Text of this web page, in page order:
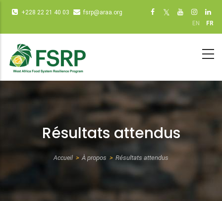
principal
Infos
(dot
NOT
remove)
+228 22 21 40 03 fsrp@araa.org
Social
(dot NOT
EN FR
Résultats attendus
Fil
Accueil À propos Résultats attendus